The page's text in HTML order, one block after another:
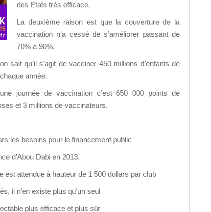
des Etats très efficace.
La deuxième raison est que la couverture de la
vaccination n’a cessé de s’améliorer passant de
70% à 90%.
sait qu’il s’agit de vacciner 450 millions d’enfants de
année.
journée de vaccination c’est 650 000 points de
et 3 millions de vaccinateurs.
les besoins pour le financement public
d’Abou Dabi en 2013.
est attendue à hauteur de 1 500 dollars par club
il n’en existe plus qu’un seul
plus efficace et plus sûr